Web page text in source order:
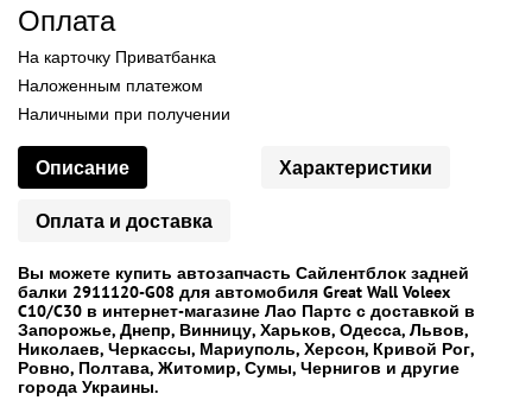
Оплата
На карточку Приватбанка
Наложенным платежом
Наличными при получении
Описание Характеристики
Оплата и доставка
Вы можете купить автозапчасть Сайлентблок задней
балки 2911120-G08 для автомобиля Great Wall Voleex
C10/C30 в интернет-магазине Лао Партс с доставкой в
Запорожье, Днепр, Винницу, Харьков, Одесса, Львов,
Николаев, Черкассы, Мариуполь, Херсон, Кривой Рог,
Ровно, Полтава, Житомир, Сумы, Чернигов и другие
города Украины.